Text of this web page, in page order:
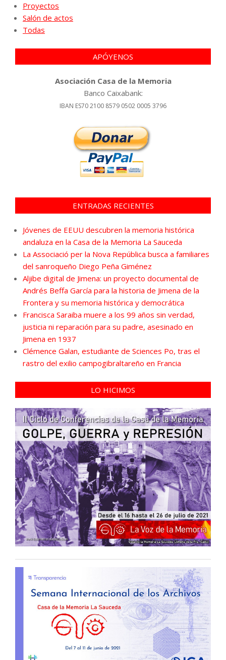
Proyectos
Salón de actos
Todas
APÓYENOS
Asociación Casa de la Memoria
Banco Caixabank:
IBAN ES70 2100 8579 0502 0005 3796
ENTRADAS RECIENTES
Jóvenes de EEUU descubren la memoria histórica
andaluza en la Casa de la Memoria La Sauceda
La Associació per la Nova República busca a familiares
del sanroqueño Diego Peña Giménez
Aljibe digital de Jimena: un proyecto documental de
Andrés Beffa García para la historia de Jimena de la
Frontera y su memoria histórica y democrática
Francisca Saraiba muere a los 99 años sin verdad,
justicia ni reparación para su padre, asesinado en
Jimena en 1937
Clémence Galan, estudiante de Sciences Po, tras el
rastro del exilio campogibraltareño en Francia
LO HICIMOS